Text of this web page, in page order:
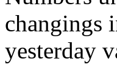
changings
yesterday